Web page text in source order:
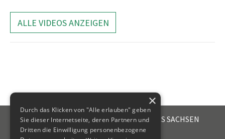
ALLE VIDEOS ANZEIGEN
STEUERBERATERKAMMER DES FREISTAATES SACHSEN
Emil-Fuchs-Str. 2
×
Durch das Klicken von "Alle erlauben" geben
Sie dieser Internetseite, deren Partnern und
Dritten die Einwilligung personenbezogene